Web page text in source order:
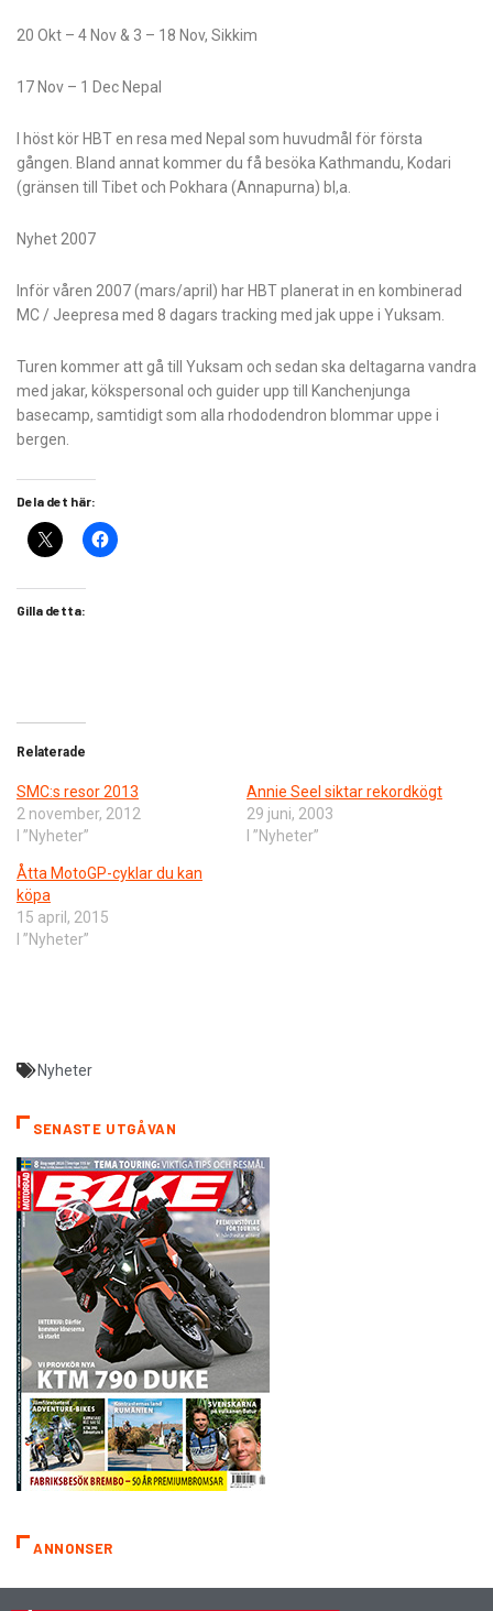
20 Okt – 4 Nov & 3 – 18 Nov, Sikkim
17 Nov – 1 Dec Nepal
I höst kör HBT en resa med Nepal som huvudmål för första
gången. Bland annat kommer du få besöka Kathmandu, Kodari
(gränsen till Tibet och Pokhara (Annapurna) bl,a.
Nyhet 2007
Inför våren 2007 (mars/april) har HBT planerat in en kombinerad
MC / Jeepresa med 8 dagars tracking med jak uppe i Yuksam.
Turen kommer att gå till Yuksam och sedan ska deltagarna vandra
med jakar, kökspersonal och guider upp till Kanchenjunga
basecamp, samtidigt som alla rhododendron blommar uppe i
bergen.
Dela det här:
Gilla detta:
Relaterade
SMC:s resor 2013
2 november, 2012
I ”Nyheter”
Annie Seel siktar rekordkögt
29 juni, 2003
I ”Nyheter”
Åtta MotoGP-cyklar du kan
köpa
15 april, 2015
I ”Nyheter”
Nyheter
SENASTE UTGÅVAN
ANNONSER